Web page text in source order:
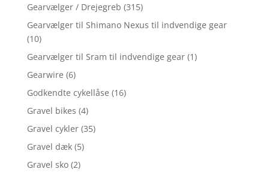
Gearvælger / Drejegreb (315)
Gearvælger til Shimano Nexus til indvendige gear
(10)
Gearvælger til Sram til indvendige gear (1)
Gearwire (6)
Godkendte cykellåse (16)
Gravel bikes (4)
Gravel cykler (35)
Gravel dæk (5)
Gravel sko (2)